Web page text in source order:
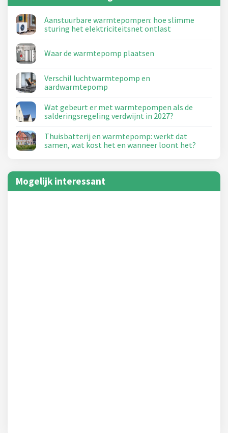
Aanstuurbare warmtepompen: hoe slimme
sturing het elektriciteitsnet ontlast
Waar de warmtepomp plaatsen
Verschil luchtwarmtepomp en
aardwarmtepomp
Wat gebeurt er met warmtepompen als de
salderingsregeling verdwijnt in 2027?
Thuisbatterij en warmtepomp: werkt dat
samen, wat kost het en wanneer loont het?
Mogelijk interessant